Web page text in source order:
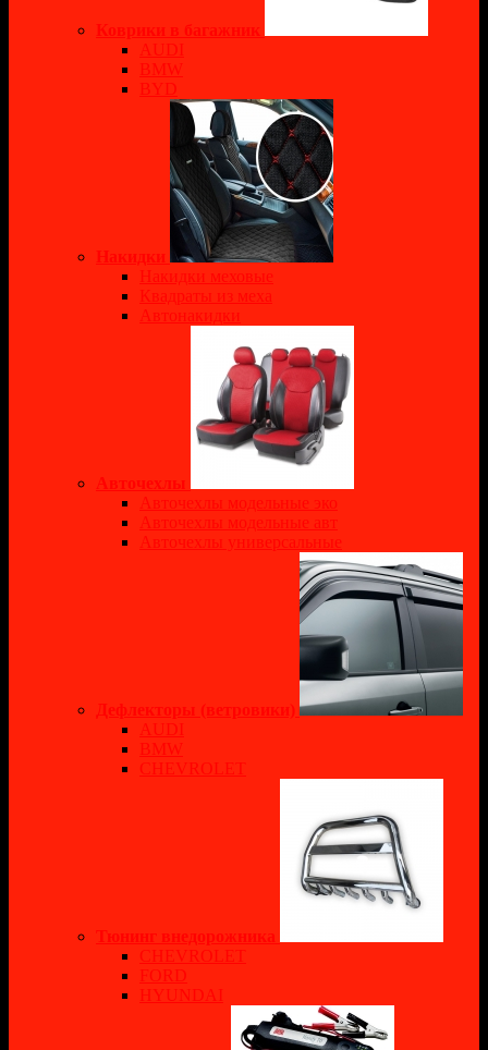
Коврики в багажник
AUDI
BMW
BYD
Накидки
Накидки меховые
Квадраты из меха
Автонакидки
Авточехлы
Авточехлы модельные эко
Авточехлы модельные авт
Авточехлы универсальные
Дефлекторы (ветровики)
AUDI
BMW
CHEVROLET
Тюнинг внедорожника
CHEVROLET
FORD
HYUNDAI